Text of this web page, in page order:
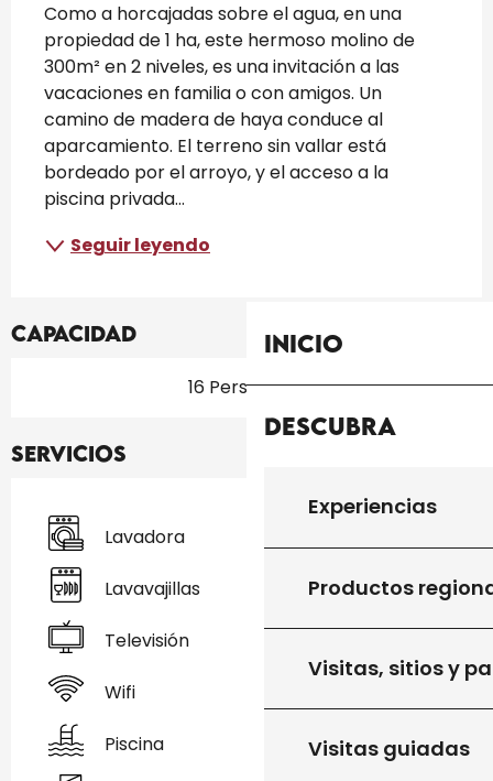
Inicio
Descubra
Experiencias
Productos
Visitas, sitios y
Visitas guiadas
Como a horcajadas sobre el agua, en una
propiedad de 1 ha, este hermoso molino de
300m² en 2 niveles, es una invitación a las
vacaciones en familia o con amigos. Un
camino de madera de haya conduce al
aparcamiento. El terreno sin vallar está
bordeado por el arroyo, y el acceso a la
piscina privada...
Seguir leyendo
Capacidad
16 Persona(s)
Servicios
Lavadora
Lavavajillas
Televisión
Wifi
Piscina